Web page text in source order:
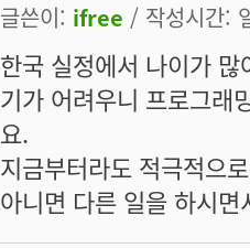
글쓴이: ifree / 작성시간:
한국 실정에서 나이가
기가 어려우니 프로그래
요.
지금부터라도 적극적으
아니면 다른 일을 하시